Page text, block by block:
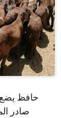
حافظ
صادر